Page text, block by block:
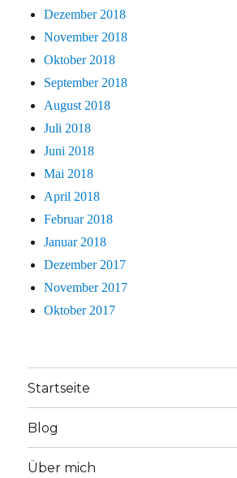
Dezember 2018
November 2018
Oktober 2018
September 2018
August 2018
Juli 2018
Juni 2018
Mai 2018
April 2018
Februar 2018
Januar 2018
Dezember 2017
November 2017
Oktober 2017
Startseite
Blog
Über mich